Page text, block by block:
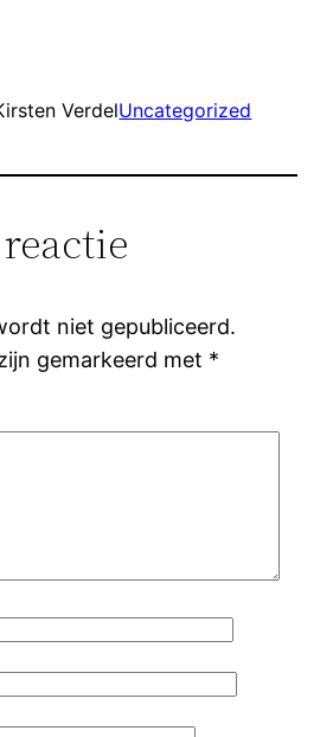
VerdelUncategorized
niet gepubliceerd.
gemarkeerd met *